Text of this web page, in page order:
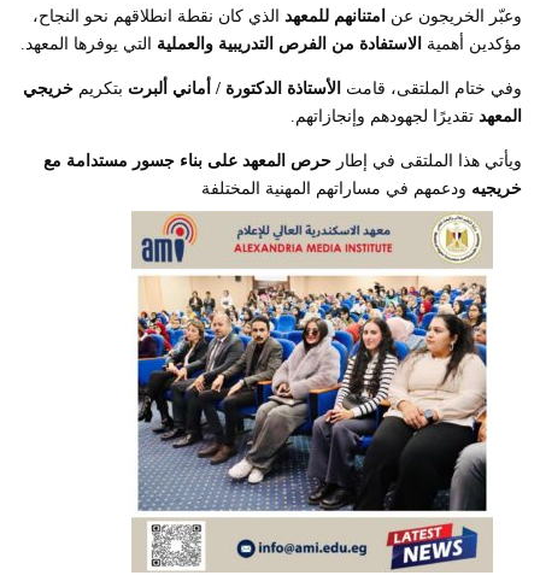
وعبّر الخريجون عن امتنانهم للمعهد الذي كان نقطة انطلاقهم نحو النجاح،
مؤكدين أهمية الاستفادة من الفرص التدريبية والعملية التي يوفرها المعهد.
وفي ختام الملتقى، قامت الأستاذة الدكتورة / أماني ألبرت بتكريم خريجي
المعهد تقديرًا لجهودهم وإنجازاتهم.
ويأتي هذا الملتقى في إطار حرص المعهد على بناء جسور مستدامة مع
خريجيه ودعمهم في مساراتهم المهنية المختلفة